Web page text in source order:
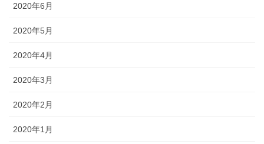
2020年6月
2020年5月
2020年4月
2020年3月
2020年2月
2020年1月